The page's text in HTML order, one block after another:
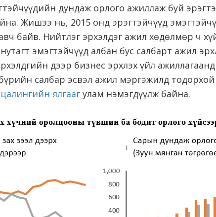
дундаж орлого ажиллаж буй
Жишээ нь, 2015 онд эрэгтэйчүүд
байв. Нийтлэг эрхэлдэг ажил хөдөлмөр ч
эмэгтэйчүүд албан бус салбарт ажил
дээр бизнес эрхлэх үйл
салбар эсвэл ажил мэргэжилд тодорхой
ялгааг улам нэмэгдүүлж байна.